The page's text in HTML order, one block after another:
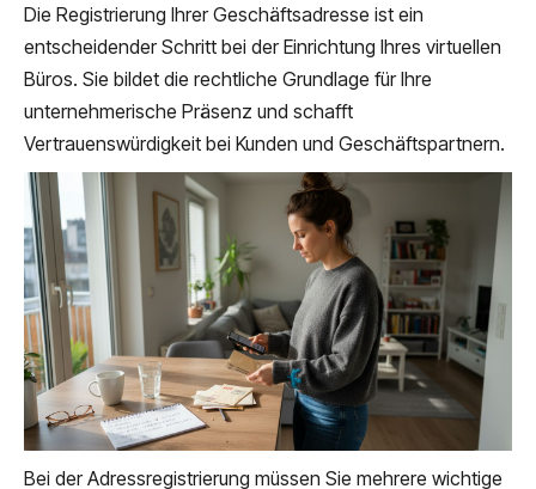
Die Registrierung Ihrer Geschäftsadresse ist ein
entscheidender Schritt bei der Einrichtung Ihres virtuellen
Büros. Sie bildet die rechtliche Grundlage für Ihre
unternehmerische Präsenz und schafft
Vertrauenswürdigkeit bei Kunden und Geschäftspartnern.
Bei der Adressregistrierung müssen Sie mehrere wichtige